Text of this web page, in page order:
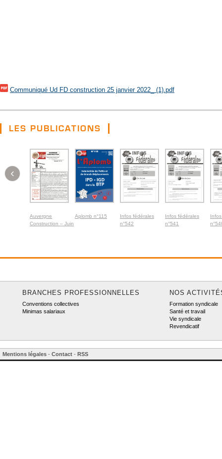
Communiqué Ud FD construction 25 janvier 2022_ (1).pdf
LES PUBLICATIONS
Auvergne
Construction – Juin
Aplomb n°115
Infos fédérales
n°542
Infos fédérales
n°541
‹
BRANCHES PROFESSIONNELLES
Conventions collectives
Minimas salariaux
NOS
Formation syndicale
Santé et travail
Vie syndicale
Revendicatif
Mentions légales - Contact - RSS